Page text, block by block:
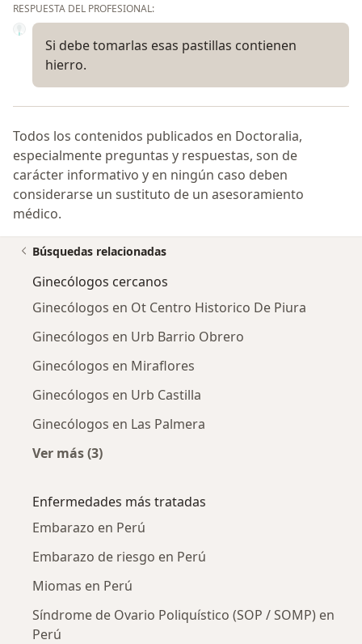
RESPUESTA DEL PROFESIONAL:
Si debe tomarlas esas pastillas contienen
hierro.
Todos los contenidos publicados en Doctoralia,
especialmente preguntas y respuestas, son de
carácter informativo y en ningún caso deben
considerarse un sustituto de un asesoramiento
médico.
Búsquedas relacionadas
Ginecólogos cercanos
Ginecólogos en Ot Centro Historico De Piura
Ginecólogos en Urb Barrio Obrero
Ginecólogos en Miraflores
Ginecólogos en Urb Castilla
Ginecólogos en Las Palmera
Ver más (3)
Enfermedades más tratadas
Embarazo en Perú
Embarazo de riesgo en Perú
Miomas en Perú
Síndrome de Ovario Poliquístico (SOP / SOMP) en
Perú